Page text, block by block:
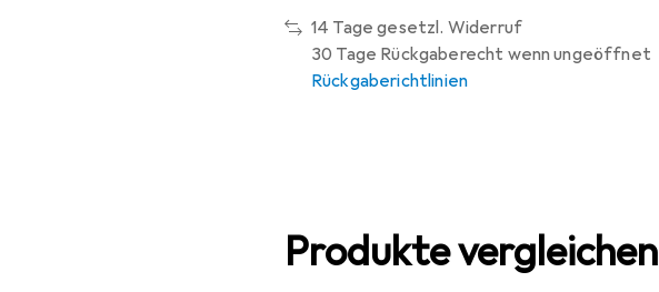
14 Tage gesetzl. Widerruf
30 Tage Rückgaberecht wenn ungeöffnet
Rückgaberichtlinien
Produkte vergleichen